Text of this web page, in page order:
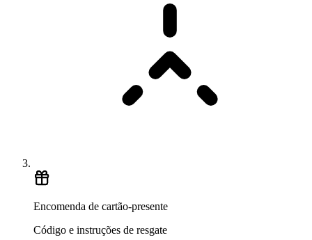
Encomenda de cartão-presente
Código e instruções de resgate